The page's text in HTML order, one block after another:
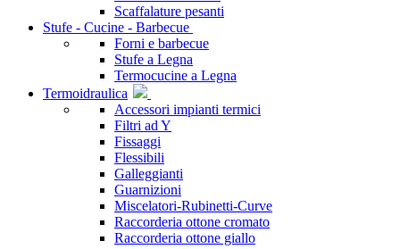
Scaffalature pesanti
Stufe - Cucine - Barbecue
Forni e barbecue
Stufe a Legna
Termocucine a Legna
Termoidraulica
Accessori impianti termici
Filtri ad Y
Fissaggi
Flessibili
Galleggianti
Guarnizioni
Miscelatori-Rubinetti-Curve
Raccorderia ottone cromato
Raccorderia ottone giallo